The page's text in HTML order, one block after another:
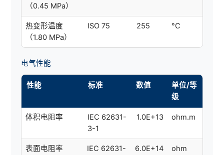
（0.45 MPa）
热变形温度
（1.80 MPa）
ISO 75 255 °C
电气性能
性能 标准 数值
单位/等
级
体积电阻率
IEC 62631-
3-1
1.0E+13 ohm.m
表面电阻率
IEC 62631-
6.0E+14 ohm